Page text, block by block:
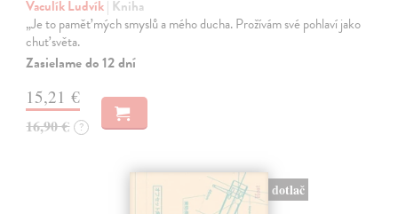
Vaculík Ludvík| Kniha
„Je to paměť mých smyslů a mého ducha. Prožívám své pohlaví jako
chuť světa.
Zasielame do 12 dní
15,21 €
16,90 € ?
dotlač